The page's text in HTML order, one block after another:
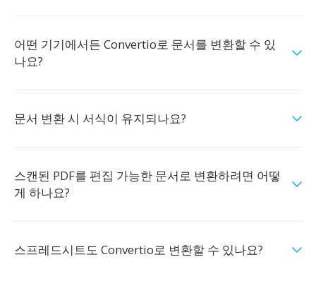
어떤 기기에서든 Convertio로 문서를 변환할 수 있
나요?
문서 변환 시 서식이 유지되나요?
스캔된 PDF를 편집 가능한 문서로 변환하려면 어떻
게 하나요?
스프레드시트도 Convertio로 변환할 수 있나요?